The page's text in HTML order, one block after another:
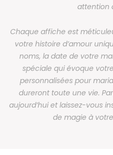
attention
Chaque affiche est
votre histoire d’amour
noms, la date de votre
spéciale qui évoque
personnalisées pour
dureront toute une vie.
aujourd’hui et laissez-vous
de magie à